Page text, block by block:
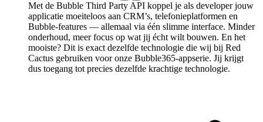
Met de Bubble Third Party API koppel je als developer jouw
applicatie moeiteloos aan CRM’s, telefonieplatformen en
Bubble-features — allemaal via één slimme interface. Minder
onderhoud, meer focus op wat jij écht wilt bouwen. En het
mooiste? Dit is exact dezelfde technologie die wij bij Red
Cactus gebruiken voor onze Bubble365-appserie. Jij krijgt
dus toegang tot precies dezelfde krachtige technologie.